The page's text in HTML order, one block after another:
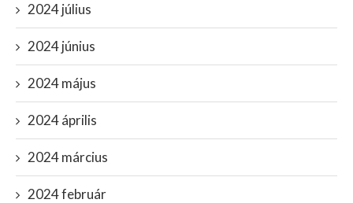
2024 július
2024 június
2024 május
2024 április
2024 március
2024 február